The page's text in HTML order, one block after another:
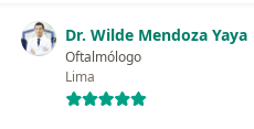
Dr. Wilde Mendoza Yaya
Oftalmólogo
Lima